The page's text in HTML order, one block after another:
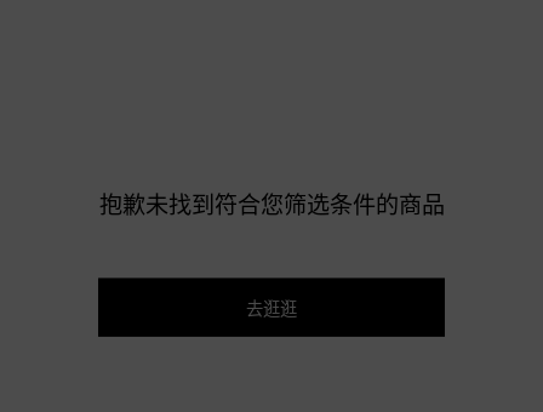
抱歉未找到符合您筛选条件的商品
去逛逛